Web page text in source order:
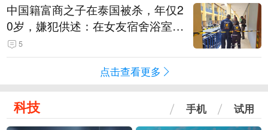
中国籍富商之子在泰国被杀，年仅2
0岁，嫌犯供述：在女友宿舍浴室发
现他，持刀询问身份时发生拉扯
5
点击查看更多
科技 手机 试用